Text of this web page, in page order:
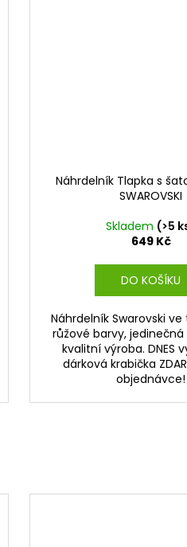
Náhrdelník Tlapka s
SWAROVSKI
Skladem (>5
649 Kč
DO KOŠÍKU
Náhrdelník Swarovski
růžové barvy,
kvalitní výroba. DNES
dárková krabička
objednávce!